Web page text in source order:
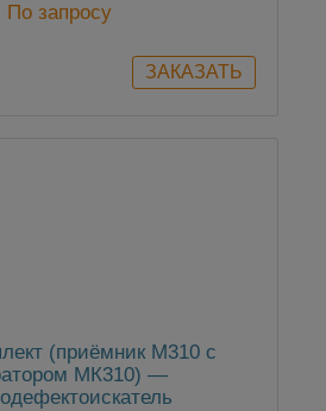
По запросу
(приёмник М310 с
MК310) —